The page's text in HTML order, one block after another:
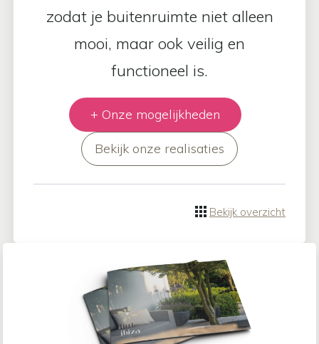
zodat je buitenruimte niet alleen
mooi, maar ook veilig en
functioneel is.
+ Onze mogelijkheden
Bekijk onze realisaties
Bekijk overzicht